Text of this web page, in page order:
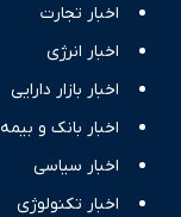
اخبار تجارت
اخبار انرژی
اخبار بازار دارایی
اخبار بانک و بیمه
اخبار سیاسی
اخبار تکنولوژی